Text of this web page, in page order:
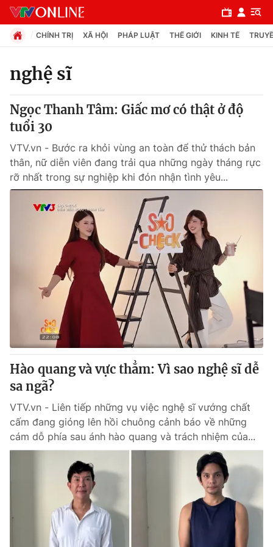
Chuyên mục
Chính trị
Xã hội
Pháp luật
Tin tức
Thế giới đó đây
Câu chuyện quốc tế
Kinh tế
Tài chính
Thị trường
Góc doanh nghiệp
Dữ liệu và đời sống
Truyền hình
Phim VTV
Hậu trường
Nhân vật
Giải trí
Điện ảnh
Đời sống
Chất lượng cuộc sống
Học trực tuyến
Công nghệ
Hitech Công nghệ tương lai
CHÍNH TRỊ XÃ HỘI PHÁP LUẬT THẾ GIỚI KINH TẾ
nghệ sĩ
Ngọc Thanh Tâm: Giấc mơ có thật ở độ
tuổi 30
VTV.vn - Bước ra khỏi vùng an toàn để thử thách bản
thân, nữ diễn viên đang trải qua những ngày tháng rực
rỡ nhất trong sự nghiệp khi đón nhận tình yêu...
Hào quang và vực thẳm: Vì sao nghệ sĩ dễ
sa ngã?
VTV.vn - Liên tiếp những vụ việc nghệ sĩ vướng chất
cấm đang gióng lên hồi chuông cảnh báo về những
cám dỗ phía sau ánh hào quang và trách nhiệm của...